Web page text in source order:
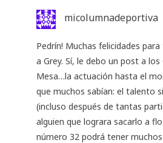
micolumnadeportiva
Pedrín! Muchas felicidades
a Grey. Sí, le debo un post a
Mesa…la actuación hasta el
que muchos sabían: el talento
(incluso después de tantas
alguien que lograra sacarlo a
número 32 podrá tener